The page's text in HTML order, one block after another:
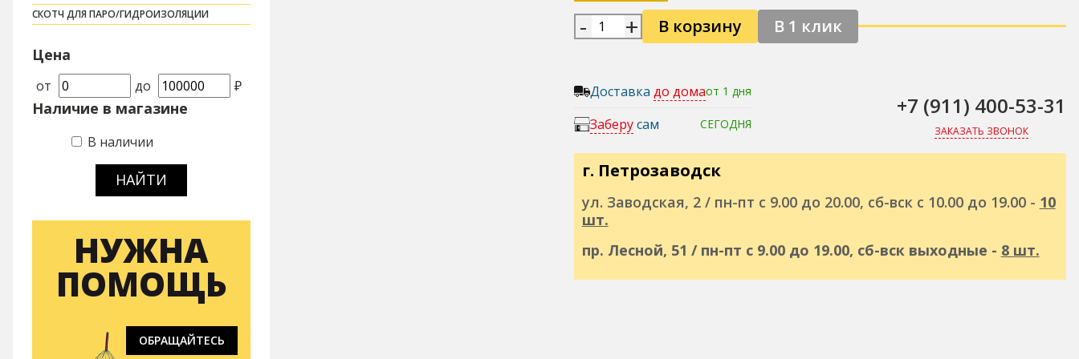
СКОТЧ ДЛЯ ПАРО/ГИДРОИЗОЛЯЦИИ
Цена
от до ₽
Наличие в магазине
В наличии
НАЙТИ
НУЖНА
ПОМОЩЬ
ОБРАЩАЙТЕСЬ
- + В корзину В 1 клик
Доставка до домаот 1 дня
Заберусам СЕГОДНЯ
+7 (911) 400-53-31
ЗАКАЗАТЬ ЗВОНОК
г. Петрозаводск
ул. Заводская, 2 / пн-пт с 9.00 до 20.00, сб-вск с 10.00 до 19.00 - 10
шт.
пр. Лесной, 51 / пн-пт с 9.00 до 19.00, сб-вск выходные - 8 шт.